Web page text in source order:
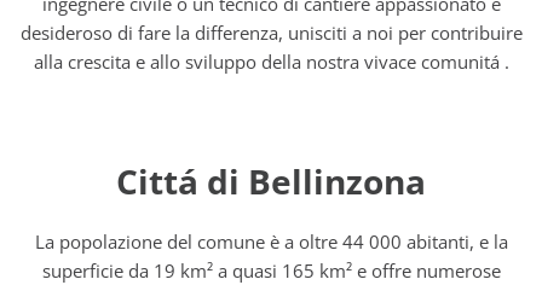
desideroso di fare la differenza, unisciti a noi per contribuire
alla crescita e allo sviluppo della nostra vivace comunitá .
Cittá di Bellinzona
La popolazione del comune è a oltre 44 000 abitanti, e la
superficie da 19 km² a quasi 165 km² e offre numerose